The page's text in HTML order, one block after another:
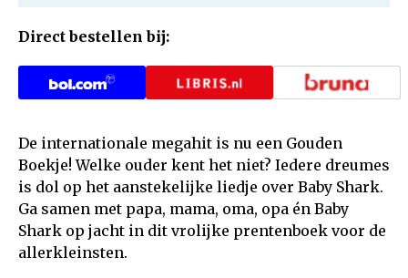
Direct bestellen bij:
De internationale megahit is nu een Gouden
Boekje! Welke ouder kent het niet? Iedere dreumes
is dol op het aanstekelijke liedje over Baby Shark.
Ga samen met papa, mama, oma, opa én Baby
Shark op jacht in dit vrolijke prentenboek voor de
allerkleinsten.